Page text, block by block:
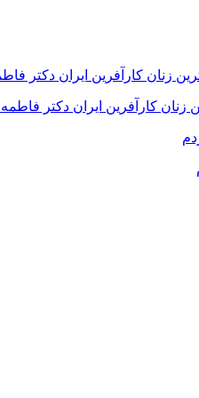
زنان کارآفرین ایران دکتر